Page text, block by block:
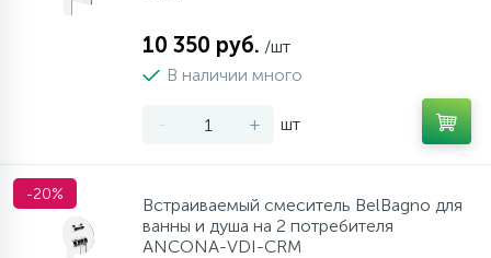
10 350 руб. /шт
В наличии много
- + шт
-20%
Встраиваемый смеситель BelBagno для
ванны и душа на 2 потребителя
ANCONA-VDI-CRM